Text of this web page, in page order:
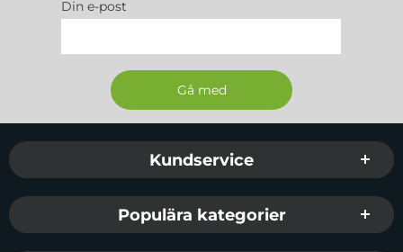
Tillbehöret är tillverkat av ekologiskt läder som är behagligt att ta på
och stöds av en intern, stöttålig TPU-överlägg.
Skalets stängda design gör telefonen perfekt skyddad från alla håll.
Stativfunktion
Din e-post
Sidfot Blandad info och länkar
Kundservice
Populära kategorier